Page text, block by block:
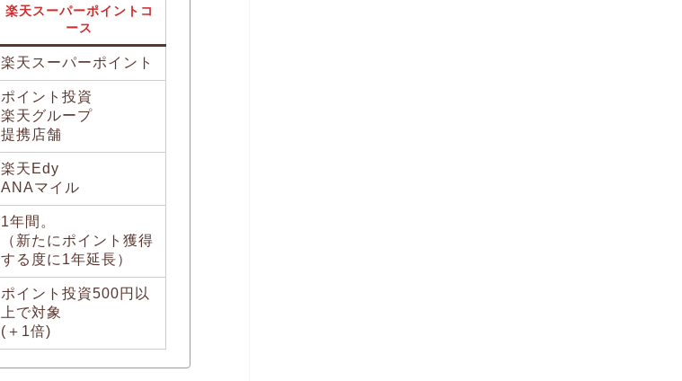
楽天スーパーポイントコ
ース
楽天スーパーポイント
ポイント投資
楽天グループ
提携店舗
楽天Edy
ANAマイル
1年間。
（新たにポイント獲得
する度に1年延長）
ポイント投資500円以
上で対象
(＋1倍)